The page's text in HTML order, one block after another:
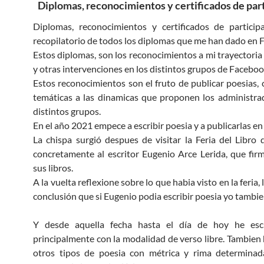
Diplomas, reconocimientos y certificados de
Diplomas, reconocimientos y certificados de
recopilatorio de todos los diplomas que me han dado en
Estos diplomas, son los reconocimientos a mi
y otras intervenciones en los distintos grupos de
Estos reconocimientos son el fruto de publicar poesias,
temáticas a las dinamicas que proponen los
distintos grupos.
En el año 2021 empece a escribir poesia y a publicarlas
La chispa surgió despues de visitar la Feria del Libro
concretamente al escritor Eugenio Arce Lerida, que
sus libros.
A la vuelta reflexione sobre lo que habia visto en la feria,
conclusión que si Eugenio podia escribir poesia yo
Y desde aquella fecha hasta el día de hoy he
principalmente con la modalidad de verso libre. Tambien
otros tipos de poesia con métrica y rima